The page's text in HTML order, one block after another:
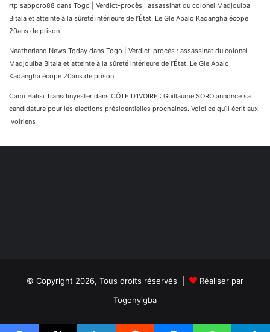
rtp sapporo88 dans Togo | Verdict-procès : assassinat du colonel Madjoulba
Bitala et atteinte à la sûreté intérieure de l’État. Le Gle Abalo Kadangha écope
20ans de prison
Neatherland News Today dans Togo | Verdict-procès : assassinat du colonel
Madjoulba Bitala et atteinte à la sûreté intérieure de l’État. Le Gle Abalo
Kadangha écope 20ans de prison
Cami Halısı Transdinyester dans CÔTE D’IVOIRE : Guillaume SORO annonce sa
candidature pour les élections présidentielles prochaines. Voici ce qu’il écrit aux
Ivoiriens
© Copyright 2026, Tous droits réservés |
Réaliser par
Togonyigba
FacebookTikTokWhatsApp